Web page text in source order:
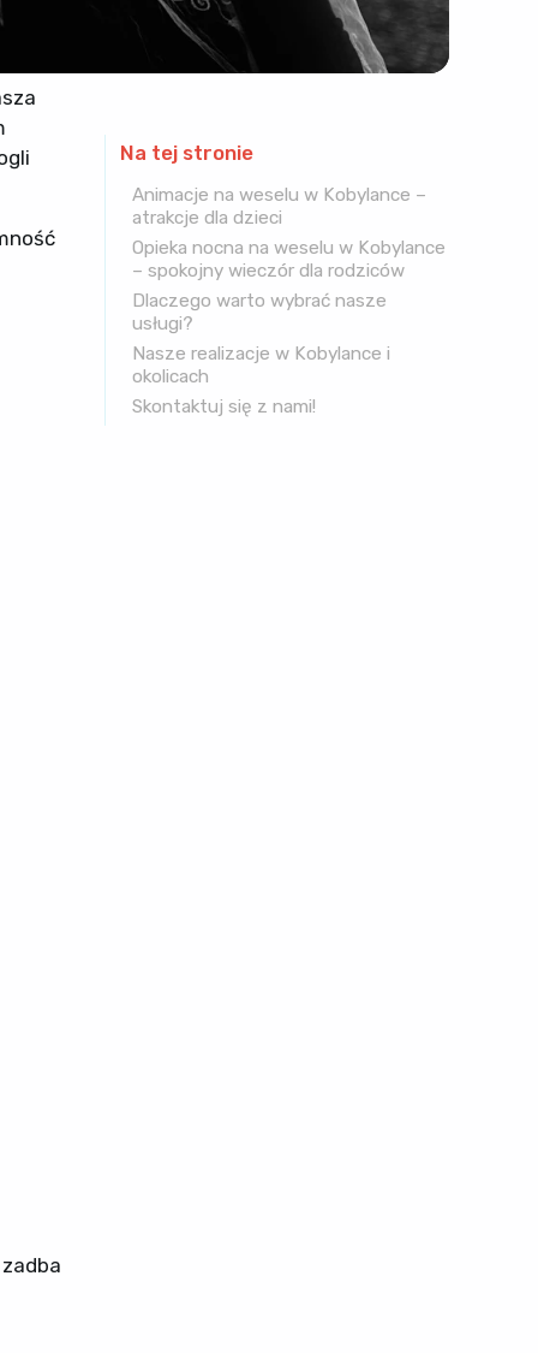
zadba
Na tej stronie
Animacje na weselu w Kobylance –
atrakcje dla dzieci
Opieka nocna na weselu w Kobylance
– spokojny wieczór dla rodziców
Dlaczego warto wybrać nasze
usługi?
Nasze realizacje w Kobylance i
okolicach
Skontaktuj się z nami!